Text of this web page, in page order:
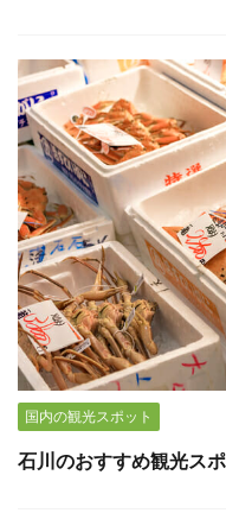
国内の観光スポット
石川のおすすめ観光ス